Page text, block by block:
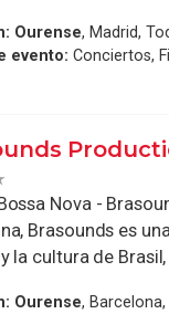
Ourense, Madrid,
evento: Conciertos,
Nova -
Brasounds es
la cultura de
Ourense,